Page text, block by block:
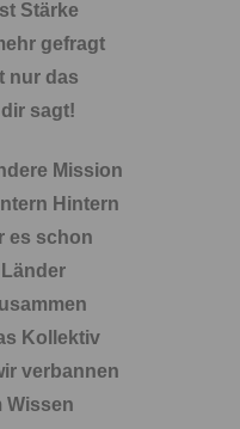
Stärke
gefragt
nur das
sagt!
Mission
Hintern
es schon
Kollektiv
verbannen
Wissen